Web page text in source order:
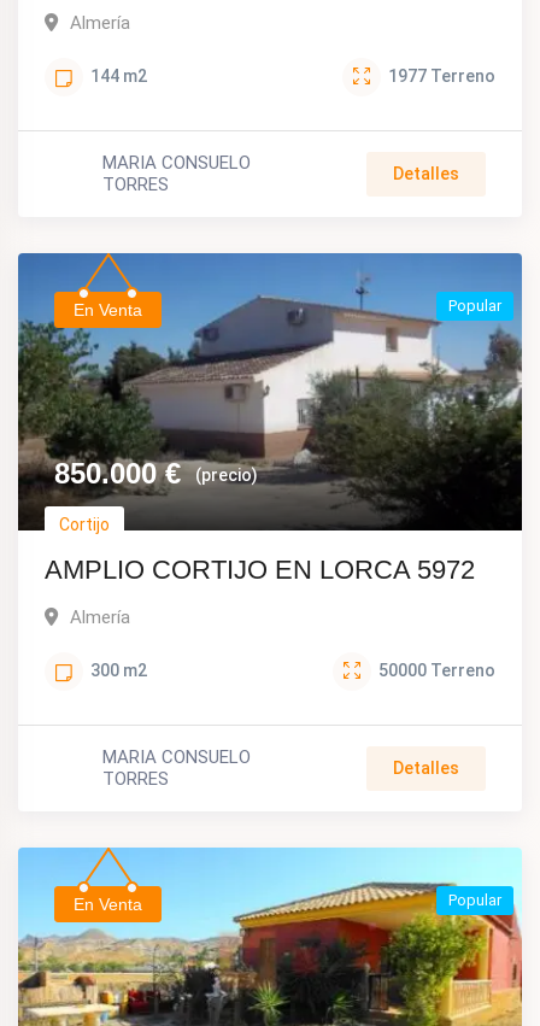
Almería
144 m2 1977 Terreno
MARIA CONSUELO
TORRES
Detalles
En Venta
850.000€ (precio)
Cortijo
AMPLIO CORTIJO EN LORCA 5972
Popular
Almería
300 m2 50000 Terreno
MARIA CONSUELO
TORRES
Detalles
En Venta Popular